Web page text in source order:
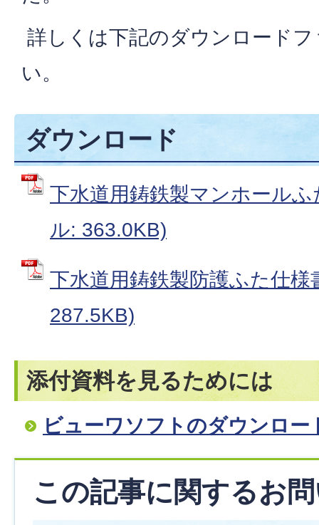
詳しくは下記のダウンロード
い。
ダウンロード
下水道用鋳鉄製マンホール
ル: 363.0KB)
下水道用鋳鉄製防護ふた仕
287.5KB)
添付資料を見るためには
ビューワソフトのダウンロー
この記事に関するお